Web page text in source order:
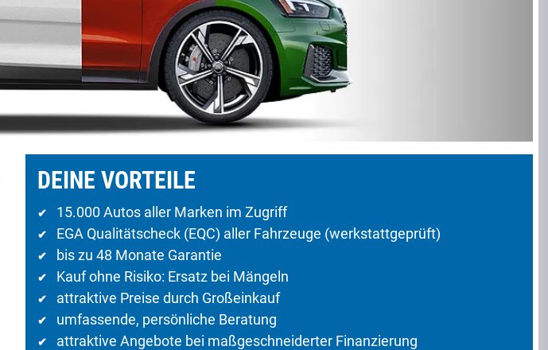
DEINE VORTEILE
✔ 15.000 Autos aller Marken im Zugriff
✔ EGA Qualitätscheck (EQC) aller Fahrzeuge (werkstattgeprüft)
✔ bis zu 48 Monate Garantie
✔ Kauf ohne Risiko: Ersatz bei Mängeln
✔ attraktive Preise durch Großeinkauf
✔ umfassende, persönliche Beratung
✔ attraktive Angebote bei maßgeschneiderter Finanzierung